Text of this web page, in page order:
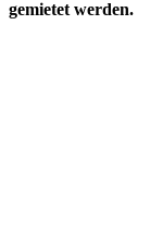
gemietet werden.